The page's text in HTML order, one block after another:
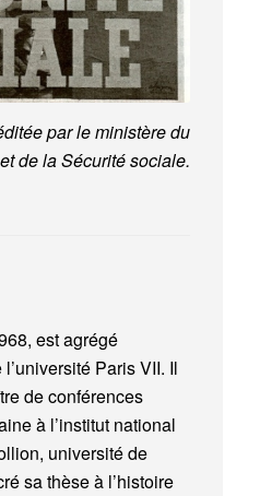
par le ministère du
de la Sécurité sociale.
est agrégé
Paris VII. Il
de conférences
à l’institut national
université de
sa thèse à l’histoire